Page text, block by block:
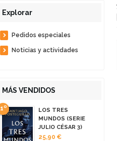
Explorar
Pedidos especiales
Noticias y actividades
MÁS VENDIDOS
LOS TRES
MUNDOS (SERIE
JULIO CÉSAR 3)
25,90 €
1º